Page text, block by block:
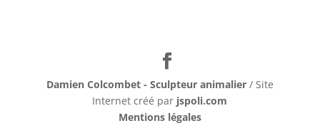
Damien Colcombet - Sculpteur animalier / Site
Internet créé par jspoli.com
Mentions légales